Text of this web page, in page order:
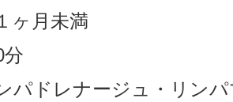
ヶ月未満
分
パドレナージュ・リン